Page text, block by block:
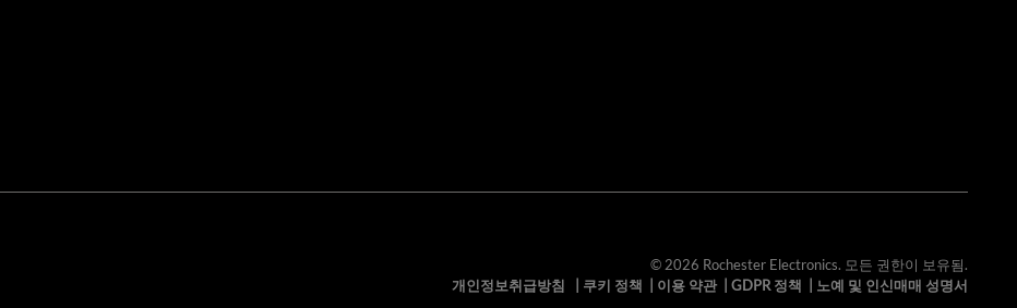
© 2026 Rochester Electronics. 모든 권한이 보유됨.
개인정보취급방침
쿠키 정책 이용 약관| GDPR 정책 노예 및 인신매매 성명서